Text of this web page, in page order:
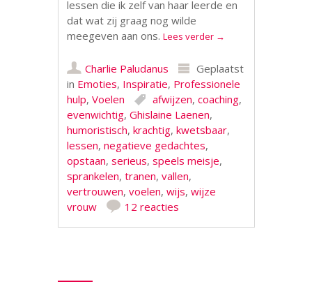
lessen die ik zelf van haar leerde en
dat wat zij graag nog wilde
meegeven aan ons.Lees verder →
Charlie Paludanus
Geplaatst
in Emoties, Inspiratie, Professionele
hulp,Voelen afwijzen,coaching,
evenwichtig,Ghislaine Laenen,
humoristisch,krachtig,kwetsbaar,
lessen,negatieve gedachtes,
opstaan,serieus,speels meisje,
sprankelen,tranen,vallen,
vertrouwen,voelen,wijs,wijze
vrouw
12 reacties